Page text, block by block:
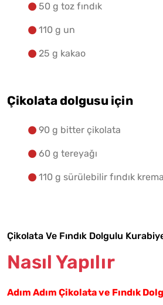
50 g toz fındık
110 g un
25 g kakao
Çikolata dolgusu için
90 g bitter çikolata
60 g tereyağı
110 g sürülebilir fındık
Çikolata Ve Fındık Dolgulu
Nasıl Yapılır
Adım Adım Çikolata ve Fındık